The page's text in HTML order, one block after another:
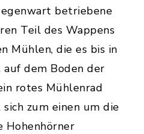
betriebene
Teil des Wappens
Mühlen, die es bis in
auf dem Boden der
rotes Mühlenrad
zum einen um die
Hohenhörner